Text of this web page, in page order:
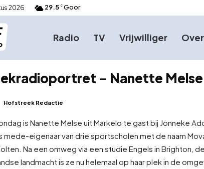
2026 29.5 C Goor
Radio TV Vrijwilliger
– Nanette Melse
Hofstreek Redactie
is Nanette Melse uit Markelo te gast bij Jonneke
mede-eigenaar van drie sportscholen met de naam
Na een omweg via een studie Engels in Brighton,
landmacht is ze nu helemaal op haar plek in de